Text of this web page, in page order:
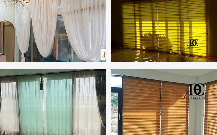
매장커텐 시공사례5 가정용 시공사례3
관리자2025.12.08